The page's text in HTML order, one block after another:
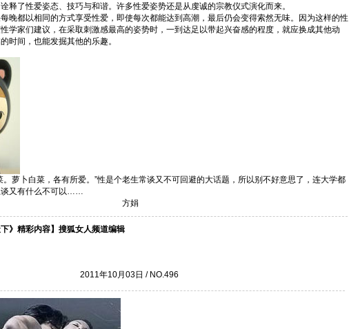
释了性爱姿态、技巧与和谐。许多性爱姿势还是从虔诚的宗教仪式演化而来。
都以相同的方式享受性爱，即使每次都能达到高潮，最后仍会变得索然无味。因为这样的性
学家们建议，在采取刺激感最高的姿势时，一到达足以带起兴奋感的程度，就应换成其他动
时间，也能发掘其他的乐趣。
萝卜白菜，各有所爱。”性是个老生常谈又不可回避的大话题，所以别不好意思了，连大学都
谈又有什么不可以……
方娟
》精彩内容】 搜狐女人频道编辑
2011年10月03日 / NO.496